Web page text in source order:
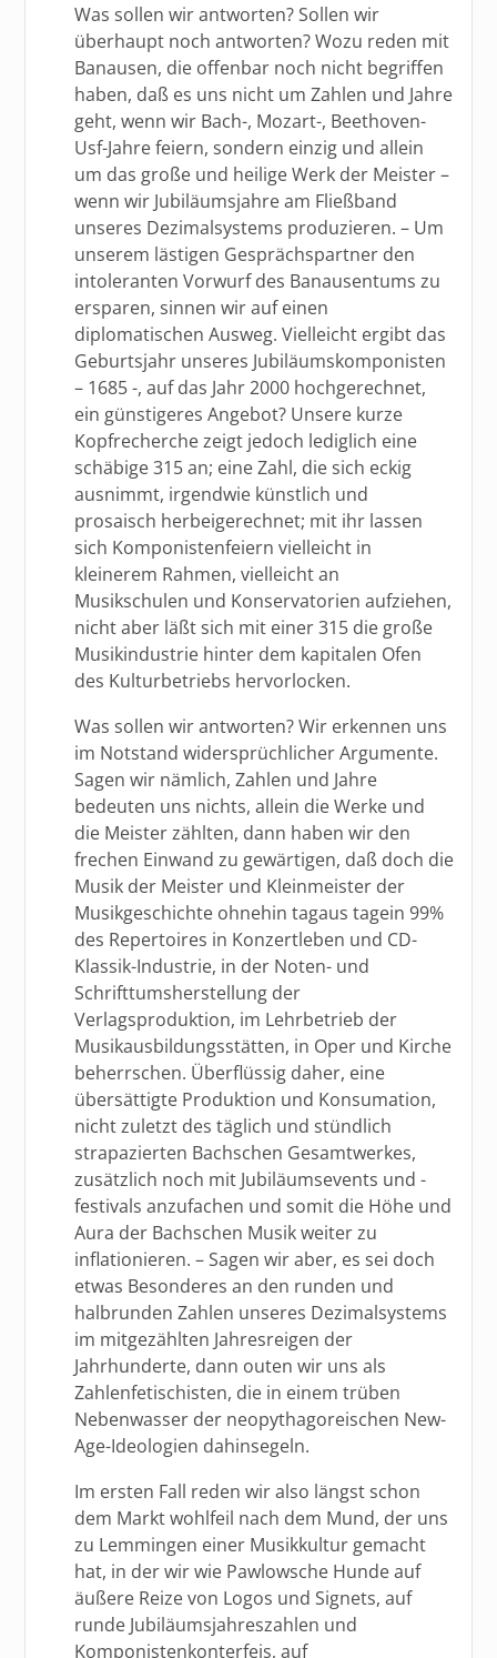
Was sollen wir antworten? Sollen wir
überhaupt noch antworten? Wozu reden mit
Banausen, die offenbar noch nicht begriffen
haben, daß es uns nicht um Zahlen und Jahre
geht, wenn wir Bach-, Mozart-, Beethoven-
Usf-Jahre feiern, sondern einzig und allein
um das große und heilige Werk der Meister –
wenn wir Jubiläumsjahre am Fließband
unseres Dezimalsystems produzieren. – Um
unserem lästigen Gesprächspartner den
intoleranten Vorwurf des Banausentums zu
ersparen, sinnen wir auf einen
diplomatischen Ausweg. Vielleicht ergibt das
Geburtsjahr unseres Jubiläumskomponisten
– 1685 -, auf das Jahr 2000 hochgerechnet,
ein günstigeres Angebot? Unsere kurze
Kopfrecherche zeigt jedoch lediglich eine
schäbige 315 an; eine Zahl, die sich eckig
ausnimmt, irgendwie künstlich und
prosaisch herbeigerechnet; mit ihr lassen
sich Komponistenfeiern vielleicht in
kleinerem Rahmen, vielleicht an
Musikschulen und Konservatorien aufziehen,
nicht aber läßt sich mit einer 315 die große
Musikindustrie hinter dem kapitalen Ofen
des Kulturbetriebs hervorlocken.
Was sollen wir antworten? Wir erkennen uns
im Notstand widersprüchlicher Argumente.
Sagen wir nämlich, Zahlen und Jahre
bedeuten uns nichts, allein die Werke und
die Meister zählten, dann haben wir den
frechen Einwand zu gewärtigen, daß doch die
Musik der Meister und Kleinmeister der
Musikgeschichte ohnehin tagaus tagein 99%
des Repertoires in Konzertleben und CD-
Klassik-Industrie, in der Noten- und
Schrifttumsherstellung der
Verlagsproduktion, im Lehrbetrieb der
Musikausbildungsstätten, in Oper und Kirche
beherrschen. Überflüssig daher, eine
übersättigte Produktion und Konsumation,
nicht zuletzt des täglich und stündlich
strapazierten Bachschen Gesamtwerkes,
zusätzlich noch mit Jubiläumsevents und -
festivals anzufachen und somit die Höhe und
Aura der Bachschen Musik weiter zu
inflationieren. – Sagen wir aber, es sei doch
etwas Besonderes an den runden und
halbrunden Zahlen unseres Dezimalsystems
im mitgezählten Jahresreigen der
Jahrhunderte, dann outen wir uns als
Zahlenfetischisten, die in einem trüben
Nebenwasser der neopythagoreischen New-
Age-Ideologien dahinsegeln.
Im ersten Fall reden wir also längst schon
dem Markt wohlfeil nach dem Mund, der uns
zu Lemmingen einer Musikkultur gemacht
hat, in der wir wie Pawlowsche Hunde auf
äußere Reize von Logos und Signets, auf
runde Jubiläumsjahreszahlen und
Komponistenkonterfeis, auf